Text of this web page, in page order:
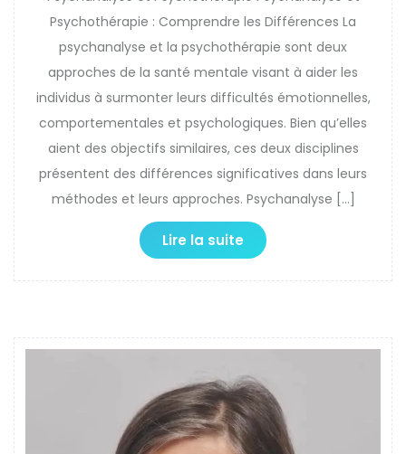
Psychothérapie : Comprendre les Différences La
psychanalyse et la psychothérapie sont deux
approches de la santé mentale visant à aider les
individus à surmonter leurs difficultés émotionnelles,
comportementales et psychologiques. Bien qu’elles
aient des objectifs similaires, ces deux disciplines
présentent des différences significatives dans leurs
méthodes et leurs approches. Psychanalyse […]
Lire la suite